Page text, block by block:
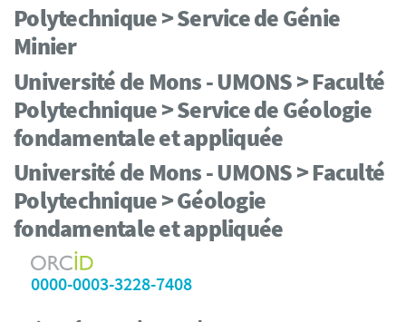
Polytechnique > Service de Génie
Minier
Université de Mons - UMONS > Faculté
Polytechnique > Service de Géologie
fondamentale et appliquée
Université de Mons - UMONS > Faculté
Polytechnique > Géologie
fondamentale et appliquée
0000-0003-3228-7408